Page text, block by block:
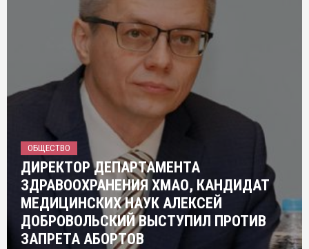
ОБЩЕСТВО
ДИРЕКТОР ДЕПАРТАМЕНТА
ЗДРАВООХРАНЕНИЯ ХМАО, КАНДИДАТ
МЕДИЦИНСКИХ НАУК АЛЕКСЕЙ
ДОБРОВОЛЬСКИЙ ВЫСТУПИЛ ПРОТИВ
ЗАПРЕТА АБОРТОВ